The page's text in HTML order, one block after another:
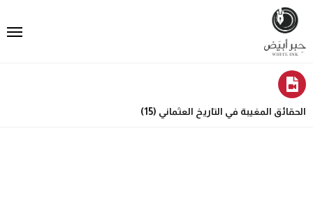
الحقائق المغيبة في التاريخ العثماني (15)